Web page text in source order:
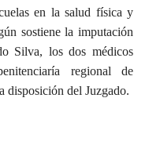
en la salud física y
sostiene la imputación
Silva, los dos médicos
regional de
disposición del Juzgado.